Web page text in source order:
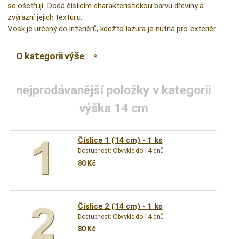
se ošetřují. Dodá číslicím charakteristickou barvu dřeviny a
zvýrazní jejich texturu.
Vosk je určený do interiérů, kdežto lazura je nutná pro exteriér.
O kategorii výše
nejprodávanější položky v kategorii
výška 14 cm
Číslice 1 (14 cm) - 1 ks
Dostupnost: Obvykle do 14 dnů
80 Kč
Číslice 2 (14 cm) - 1 ks
Dostupnost: Obvykle do 14 dnů
80 Kč